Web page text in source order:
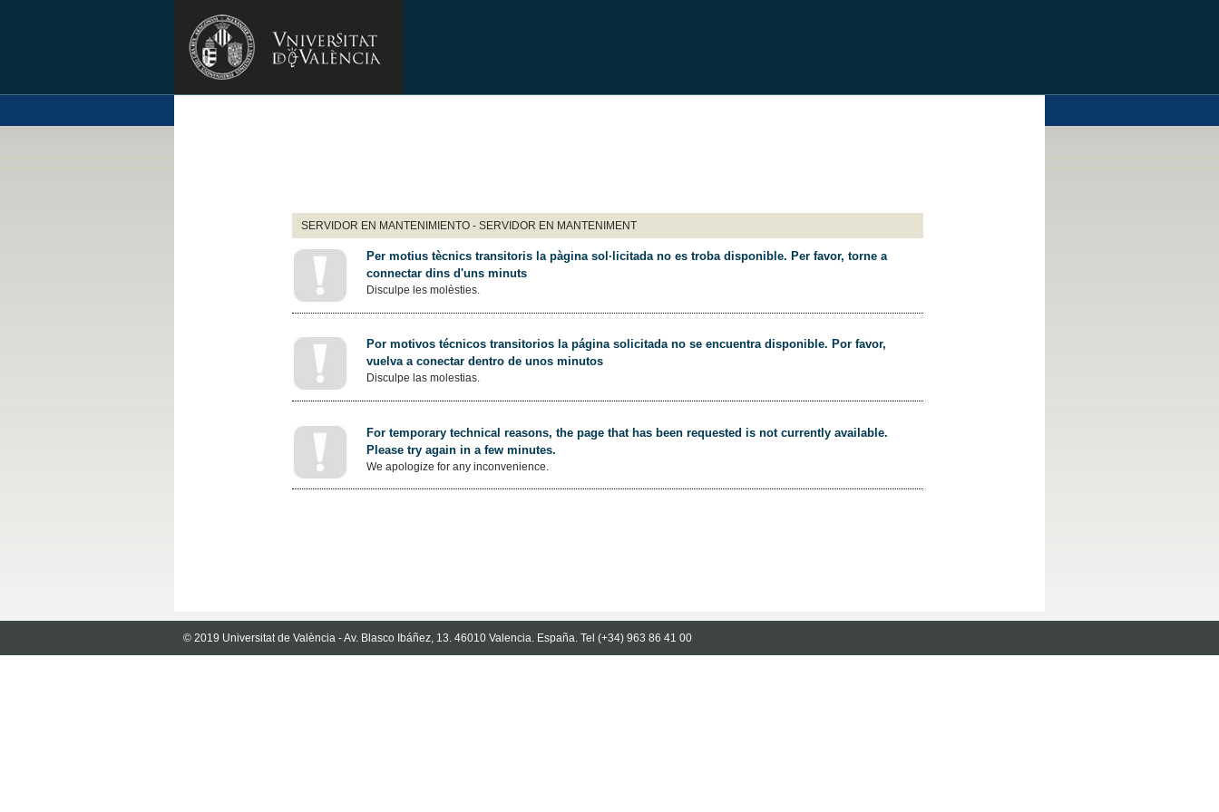
SERVIDOR EN MANTENIMIENTO - SERVIDOR EN MANTENIMENT
Per motius tècnics transitoris la pàgina sol·licitada no es troba disponible. Per favor, torne a
connectar dins d'uns minuts
Disculpe les molèsties.
Por motivos técnicos transitorios la página solicitada no se encuentra disponible. Por favor,
vuelva a conectar dentro de unos minutos
Disculpe las molestias.
For temporary technical reasons, the page that has been requested is not currently available.
Please try again in a few minutes.
We apologize for any inconvenience.
© 2019 Universitat de València - Av. Blasco Ibáñez, 13. 46010 Valencia. España. Tel (+34) 963 86 41 00